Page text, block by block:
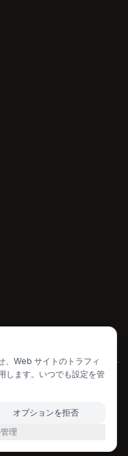
reserved.
、Web サイトのトラフィ
します。いつでも設定を管
オプションを拒否
理